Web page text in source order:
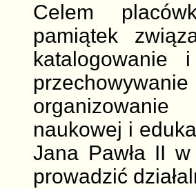
Celem
pamiątek
katalogowanie
organizowanie
naukowej i
Jana Pawła II
prowadzić